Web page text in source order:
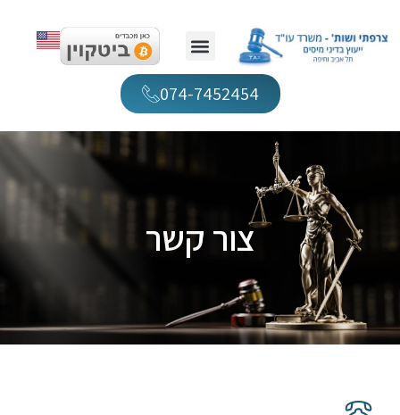
074-7452454
צור קשר